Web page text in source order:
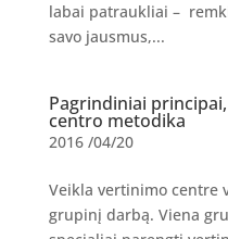
labai patraukliai –
savo jausmus,...
Pagrindiniai
centro metodika
2016 /04/20
Veikla vertinimo centre
grupinį darbą. Viena